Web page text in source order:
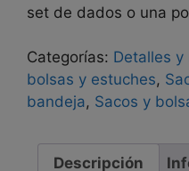
set de dados o una
Categorías: Detalles y
bolsas y estuches,
bandeja, Sacos y
Descripción